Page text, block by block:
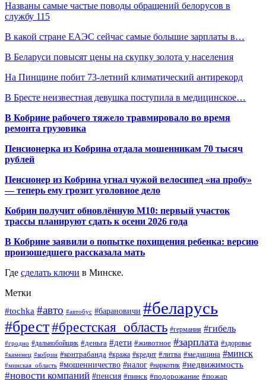
Названы самые частые поводы обращений белорусов в
службу 115
В какой стране ЕАЭС сейчас самые большие зарплаты в…
В Беларуси повысят цены на скупку золота у населения
На Пинщине побит 73-летний климатический антирекорд
В Бресте неизвестная девушка поступила в медицинское…
В Кобрине рабочего тяжело травмировало во время
ремонта грузовика
Пенсионерка из Кобрина отдала мошенникам 70 тысяч
рублей
Пенсионер из Кобрина угнал чужой велосипед «на пробу»
— теперь ему грозит уголовное дело
Кобрин получит обновлённую М10: первый участок
трассы планируют сдать к осени 2026 года
В Кобрине заявили о попытке похищения ребенка: версию
произошедшего рассказала мать
Где сделать ключи в Минске.
Метки
#tochka #авто #автобус #барановичи #беларусь
#брест#брестская_область #германия #гибель
#гродно #дальнобойщик #деньга #дети #животное #зарплата #здоровье
#каменец #кобрин #контрабанда #кража #кредит #литва #медицина #минск
#минская_область #мошенничество #налог #наркотик #недвижимость
#новости компаний #пенсия #пинск #подорожание #пожар